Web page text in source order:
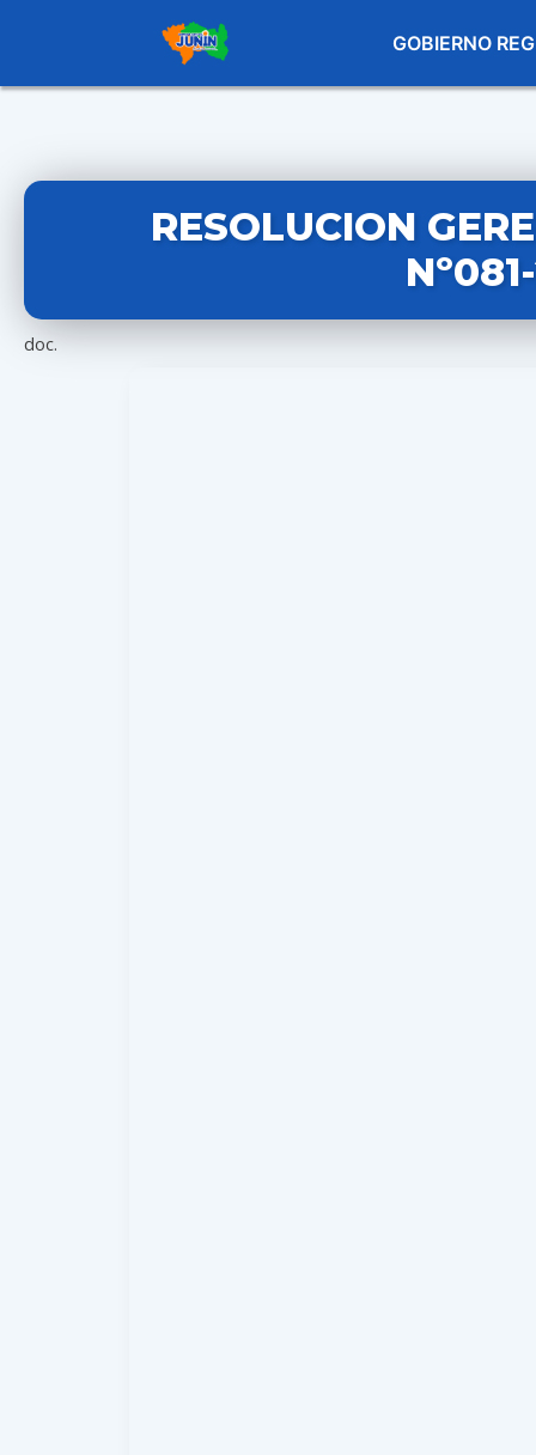
GOBIERNO
RESOLUCION
doc.